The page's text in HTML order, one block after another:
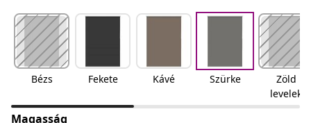
Bézs Fekete Kávé Szürke
Zöld
levelek
Magasság